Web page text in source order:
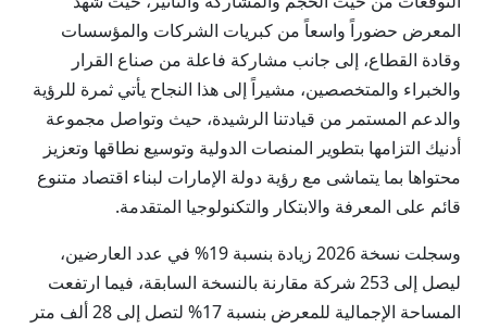
المعرض حضوراً واسعاً من كبريات الشركات والمؤسسات
وقادة القطاع، إلى جانب مشاركة فاعلة من صناع القرار
والخبراء والمتخصصين، مشيراً إلى هذا النجاح يأتي ثمرة للرؤية
والدعم المستمر من قيادتنا الرشيدة، حيث وتواصل مجموعة
أدنيك التزامها بتطوير المنصات الدولية وتوسيع نطاقها وتعزيز
محتواها بما يتماشى مع رؤية دولة الإمارات لبناء اقتصاد متنوع
قائم على المعرفة والابتكار والتكنولوجيا المتقدمة.
وسجلت نسخة 2026 زيادة بنسبة 19% في عدد العارضين،
ليصل إلى 253 شركة مقارنة بالنسخة السابقة، فيما ارتفعت
المساحة الإجمالية للمعرض بنسبة 17% لتصل إلى 28 ألف متر